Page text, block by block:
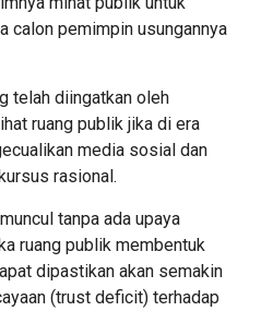
calon pemimpin usungannya
telah diingatkan oleh
ruang publik jika di era
media sosial dan
rasional.
tanpa ada upaya
ruang publik membentuk
dipastikan akan semakin
(trust deficit) terhadap